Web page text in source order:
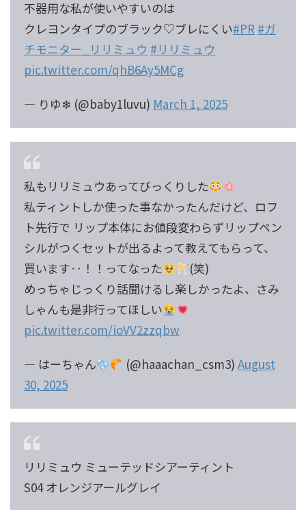
不器用な私が使いやすいのは
クレヨンタイプのブラック♡ブレにくい#PR #ガ
チモニター_リリミュウ #リリミュウ
pic.twitter.com/qhB6Ay5MCg
— りゆ❄ (@baby1luvu) March 1, 2025
私もリリミュウあってびっくりした
私ティントしか使った事なかったんだけど、ロフ
ト先行で リップ本体にお値段変わらずリップペン
シルがつくセットが出るよって教えてもらって、
買います‥！！ってなった
(笑)
めっちゃじっくり話聞けるし楽しかったよ、さみ
しゃんも是非行ってほしい
pic.twitter.com/ioVV2zzqbw
— はーちゃん
(@haaachan_csm3) August
30, 2025
リリミュウ ミューテッドシアーティント
S04 オレンジアールグレイ